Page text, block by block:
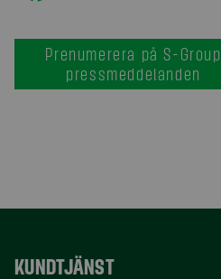
Prenumerera på S-Group
pressmeddelanden
KUNDTJÄNST